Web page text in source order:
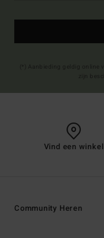
Vind een winkel
Community Heren